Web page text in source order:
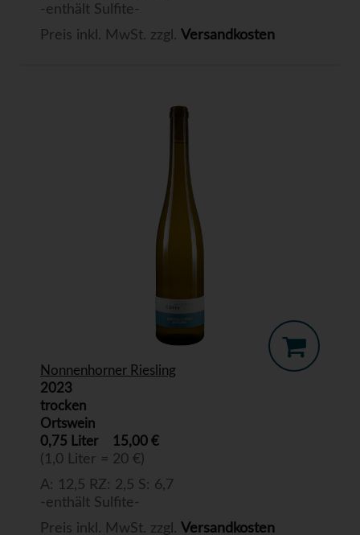
-enthält Sulfite-
Preis inkl. MwSt. zzgl. Versandkosten
Nonnenhorner Riesling
2023
trocken
Ortswein
0,75 Liter
15,00 €
(1,0 Liter = 20 €)
A: 12,5 RZ: 2,5 S: 6,7
-enthält Sulfite-
Preis inkl. MwSt. zzgl. Versandkosten